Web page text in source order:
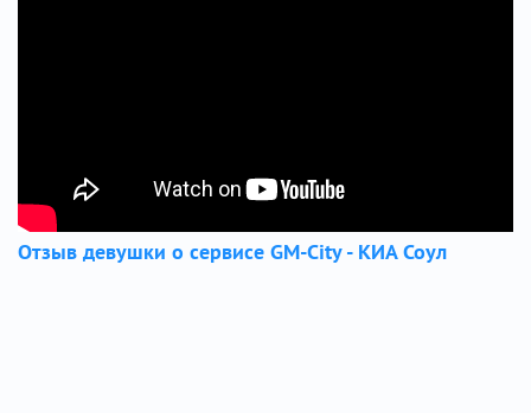
Отзыв девушки о сервисе GM-City - КИА Соул